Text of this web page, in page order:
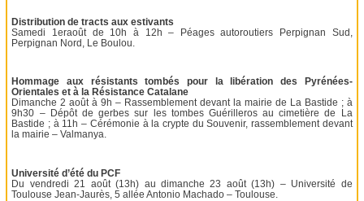
Distribution de tracts aux estivants
Samedi 1eraoût de 10h à 12h – Péages autoroutiers Perpignan Sud,
Perpignan Nord, Le Boulou.
Hommage aux résistants tombés pour la libération des Pyrénées-
Orientales et à la Résistance Catalane
Dimanche 2 août à 9h – Rassemblement devant la mairie de La Bastide ; à
9h30 – Dépôt de gerbes sur les tombes Guérilleros au cimetière de La
Bastide ; à 11h – Cérémonie à la crypte du Souvenir, rassemblement devant
la mairie – Valmanya.
Université d’été du PCF
Du vendredi 21 août (13h) au dimanche 23 août (13h) – Université de
Toulouse Jean-Jaurès, 5 allée Antonio Machado – Toulouse.